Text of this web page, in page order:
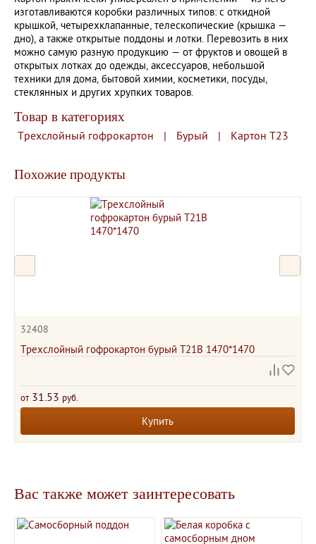
изготавливаются коробки различных типов: с откидной
крышкой, четырехклапанные, телескопические (крышка —
дно), а также открытые поддоны и лотки. Перевозить в них
можно самую разную продукцию — от фруктов и овощей в
открытых лотках до одежды, аксессуаров, небольшой
техники для дома, бытовой химии, косметики, посуды,
стеклянных и других хрупких товаров.
Товар в категориях
Трехслойный гофрокартон | Бурый | Картон Т23
Похожие продукты
32408
Трехслойный гофрокартон бурый Т21В 1470*1470
от31.53 руб.
Купить
Вас также может заинтересовать